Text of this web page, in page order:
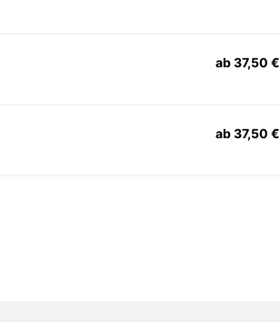
ab 37,50 €
ab 37,50 €